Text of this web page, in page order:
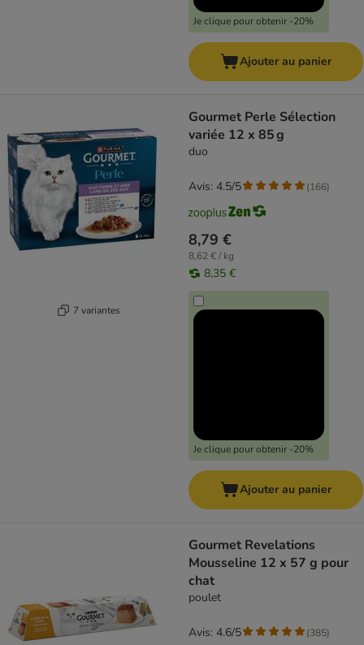
Je clique pour obtenir -20%
Ajouter au panier
7 variantes
Gourmet Perle Sélection
variée 12 x 85 g
duo
8,79 €
8,62 € / kg
8,35 €
Je clique pour obtenir -20%
Avis: 4.5/5 (166)
Ajouter au panier
Gourmet Revelations
Mousseline 12 x 57 g pour
chat
poulet
Avis: 4.6/5 (385)